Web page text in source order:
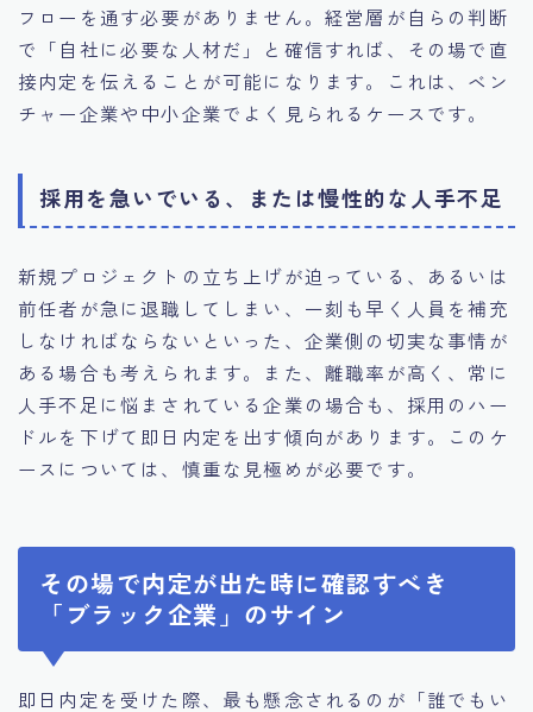
フローを通す必要がありません。経営層が自らの判断
で「自社に必要な人材だ」と確信すれば、その場で直
接内定を伝えることが可能になります。これは、ベン
チャー企業や中小企業でよく見られるケースです。
採用を急いでいる、または慢性的な人手不足
新規プロジェクトの立ち上げが迫っている、あるいは
前任者が急に退職してしまい、一刻も早く人員を補充
しなければならないといった、企業側の切実な事情が
ある場合も考えられます。また、離職率が高く、常に
人手不足に悩まされている企業の場合も、採用のハー
ドルを下げて即日内定を出す傾向があります。このケ
ースについては、慎重な見極めが必要です。
その場で内定が出た時に確認すべき
「ブラック企業」のサイン
即日内定を受けた際、最も懸念されるのが「誰でもい